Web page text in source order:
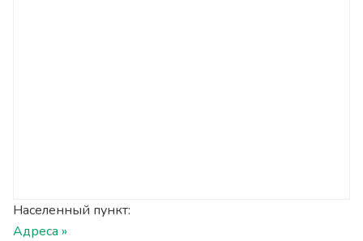
Населенный пункт:
Адреса »